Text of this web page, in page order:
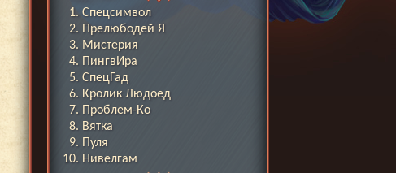
Спецсимвол
Прелюбодей Я
Мистерия
ПингвИра
СпецГад
Кролик Людоед
Проблем-Ко
Вятка
Пуля
Нивелгам